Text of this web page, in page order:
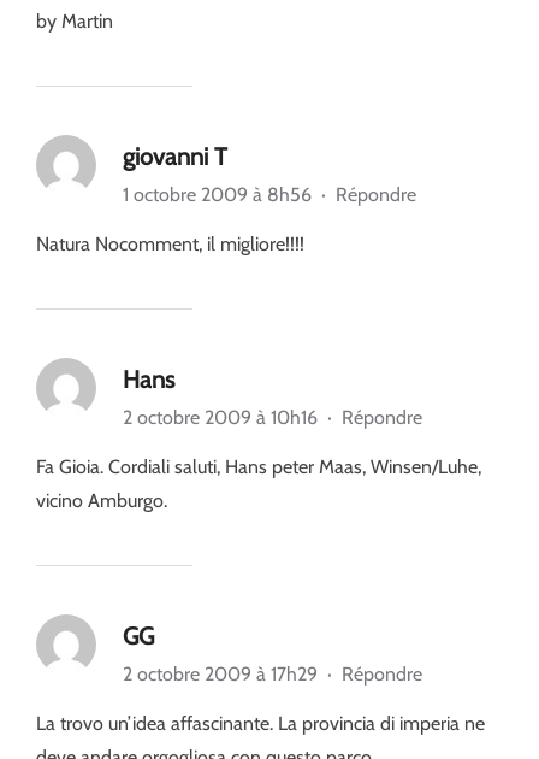
by Martin
giovanni T
1 octobre 2009 à 8h56 · Répondre
Natura Nocomment, il migliore!!!!
Hans
2 octobre 2009 à 10h16 · Répondre
Fa Gioia. Cordiali saluti, Hans peter Maas, Winsen/Luhe,
vicino Amburgo.
GG
2 octobre 2009 à 17h29 · Répondre
La trovo un’idea affascinante. La provincia di imperia ne